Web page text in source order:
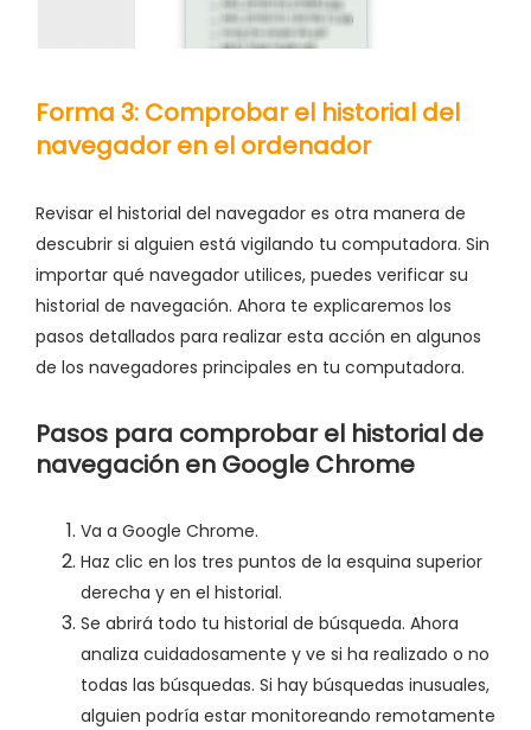
Forma 3: Comprobar el historial del
navegador en el ordenador
Revisar el historial del navegador es otra manera de
descubrir si alguien está vigilando tu computadora. Sin
importar qué navegador utilices, puedes verificar su
historial de navegación. Ahora te explicaremos los
pasos detallados para realizar esta acción en algunos
de los navegadores principales en tu computadora.
Pasos para comprobar el historial de
navegación en Google Chrome
Va a Google Chrome.
Haz clic en los tres puntos de la esquina superior
derecha y en el historial.
Se abrirá todo tu historial de búsqueda. Ahora
analiza cuidadosamente y ve si ha realizado o no
todas las búsquedas. Si hay búsquedas inusuales,
alguien podría estar monitoreando remotamente